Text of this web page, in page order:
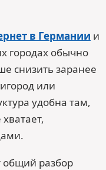
в Германии и
городах обычно
снизить заранее
или
удобна там,
общий разбор